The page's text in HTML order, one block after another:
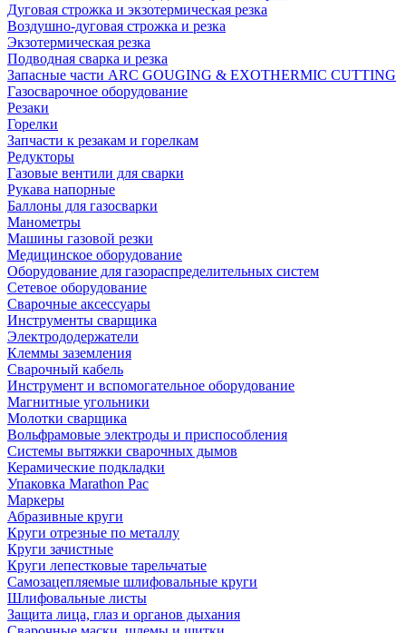
Дуговая строжка и экзотермическая резка
Воздушно-дуговая строжка и резка
Экзотермическая резка
Подводная сварка и резка
Запасные части ARC GOUGING & EXOTHERMIC CUTTING
Газосварочное оборудование
Резаки
Горелки
Запчасти к резакам и горелкам
Редукторы
Газовые вентили для сварки
Рукава напорные
Баллоны для газосварки
Манометры
Машины газовой резки
Медицинское оборудование
Оборудование для газораспределительных систем
Сетевое оборудование
Сварочные аксессуары
Инструменты сварщика
Электрододержатели
Клеммы заземления
Сварочный кабель
Инструмент и вспомогательное оборудование
Магнитные угольники
Молотки сварщика
Вольфрамовые электроды и приспособления
Системы вытяжки сварочных дымов
Керамические подкладки
Упаковка Marathon Pac
Маркеры
Абразивные круги
Круги отрезные по металлу
Круги зачистные
Круги лепестковые тарельчатые
Самозацепляемые шлифовальные круги
Шлифовальные листы
Защита лица, глаз и органов дыхания